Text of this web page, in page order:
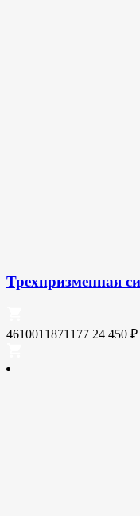
Трехпризменная
4610011871177 24 450 ₽